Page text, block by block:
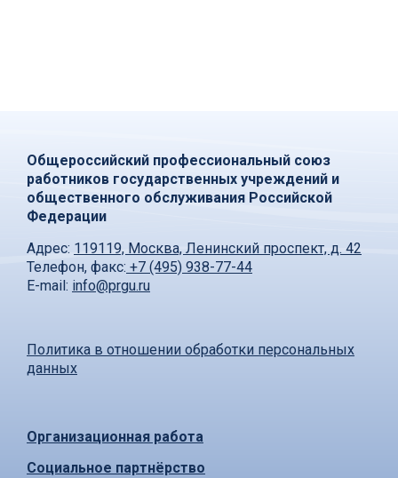
Общероссийский профессиональный союз
работников государственных учреждений и
общественного обслуживания Российской
Федерации
Адрес: 119119, Москва, Ленинский проспект, д. 42
Телефон, факс: +7 (495) 938-77-44
E-mail: info@prgu.ru
Политика в отношении обработки персональных
данных
Организационная работа
Социальное партнёрство